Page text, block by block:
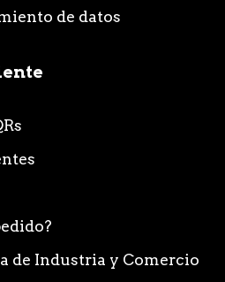
de datos
de Industria y Comercio